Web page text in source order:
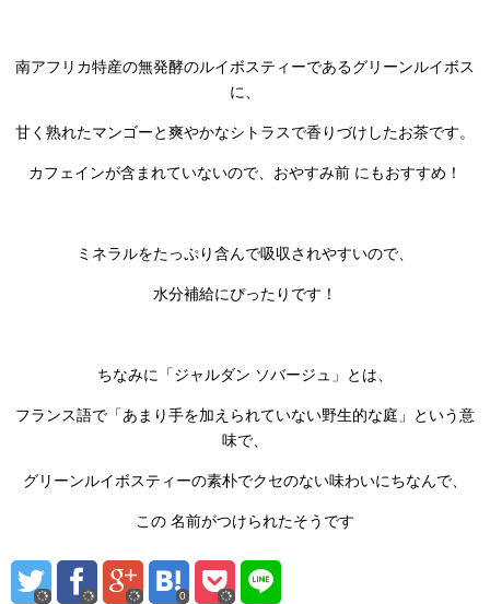
南アフリカ特産の無発酵のルイボスティーであるグリーンルイボス
に、
甘く熟れたマンゴーと爽やかなシトラスで香りづけしたお茶です。
カフェインが含まれていないので、おやすみ前 にもおすすめ！
ミネラルをたっぷり含んで吸収されやすいので、
水分補給にぴったりです！
ちなみに「ジャルダン ソバージュ」とは、
フランス語で「あまり手を加えられていない野生的な庭」という意
味で、
グリーンルイボスティーの素朴でクセのない味わいにちなんで、
この 名前がつけられたそうです
0